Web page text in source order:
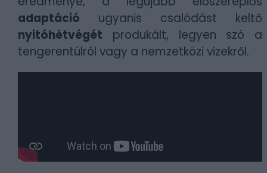
adaptáció ugyanis csalódást keltő
nyitóhétvégét produkált, legyen szó a
tengerentúlról vagy a nemzetközi vizekről.